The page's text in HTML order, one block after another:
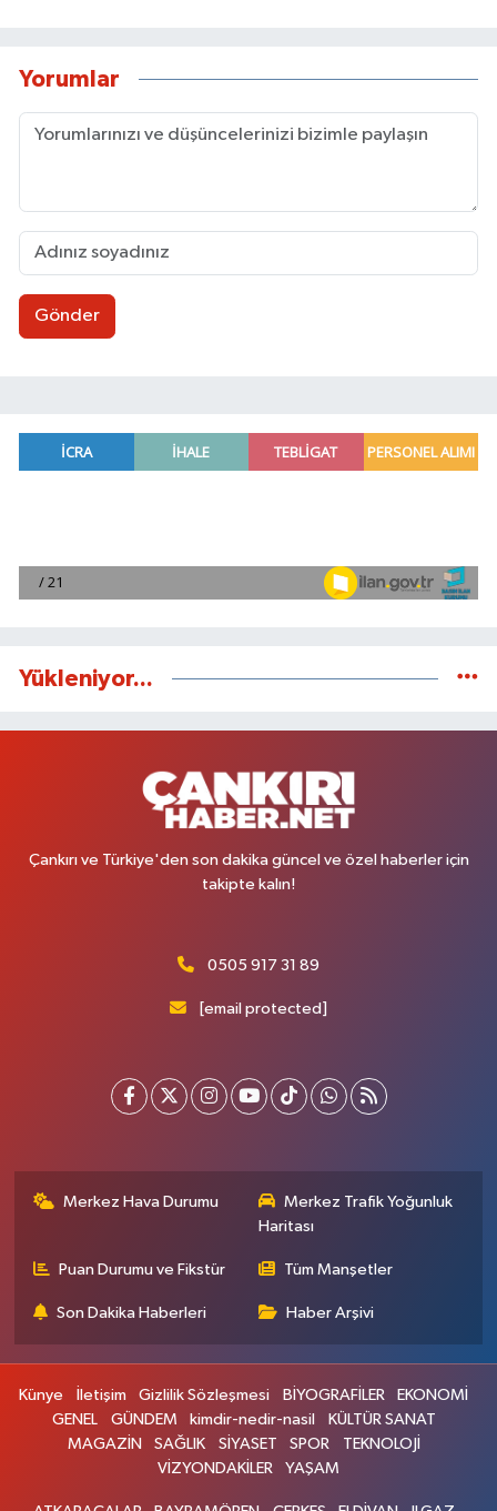
Yorumlar
Gönder
Yükleniyor...
Çankırı ve Türkiye'den son dakika güncel ve özel haberler için
takipte kalın!
0505 917 31 89
[email protected]
Merkez Hava Durumu
Merkez Trafik Yoğunluk
Haritası
Puan Durumu ve Fikstür Tüm Manşetler
Son Dakika Haberleri Haber Arşivi
Künye İletişim Gizlilik Sözleşmesi BİYOGRAFİLER
EKONOMİ
GENEL
GÜNDEM kimdir-nedir-nasil
KÜLTÜR SANAT
MAGAZİN
SAĞLIK SİYASET SPOR
TEKNOLOJİ
VİZYONDAKİLER
YAŞAM